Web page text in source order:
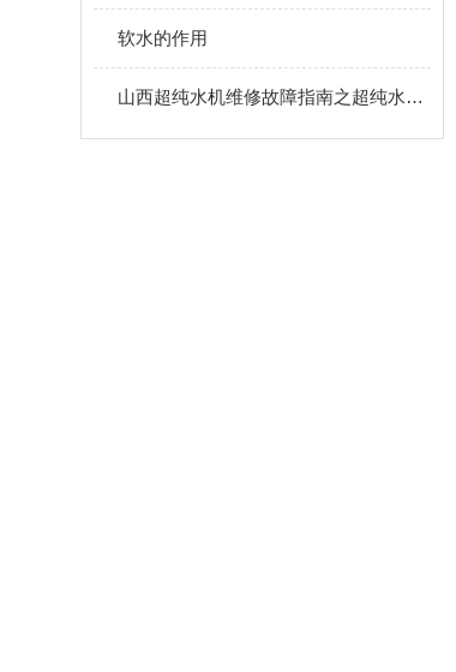
软水的作用
山西超纯水机维修故障指南之超纯水机漏水原因分析